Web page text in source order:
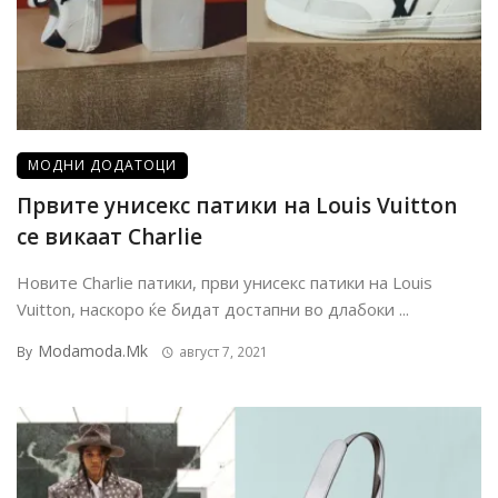
МОДНИ ДОДАТОЦИ
Првите унисекс патики на Louis Vuitton
се викаат Charlie
Новите Charlie патики, први унисекс патики на Louis
Vuitton, наскоро ќе бидат достапни во длабоки ...
By Modamoda.mk август 7, 2021